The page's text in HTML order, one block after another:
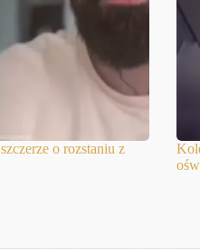
o rozstaniu z